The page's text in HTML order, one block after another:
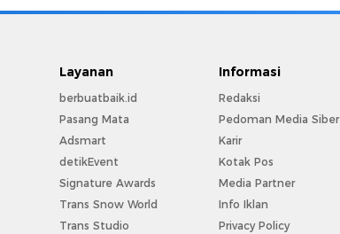
Layanan
berbuatbaik.id
Pasang Mata
Adsmart
detikEvent
Signature Awards
Trans Snow World
Trans Studio
Informasi
Redaksi
Pedoman Media Siber
Karir
Kotak Pos
Media Partner
Info Iklan
Privacy Policy